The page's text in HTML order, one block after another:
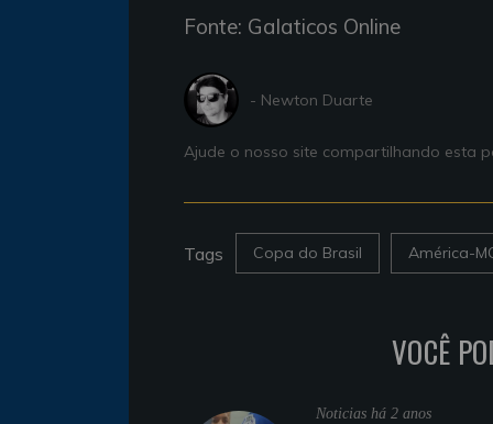
Fonte: Galaticos Online
- Newton Duarte
Ajude o nosso site compartilhando esta
Tags Copa do Brasil América-
VOCÊ
Noticias há 2 anos